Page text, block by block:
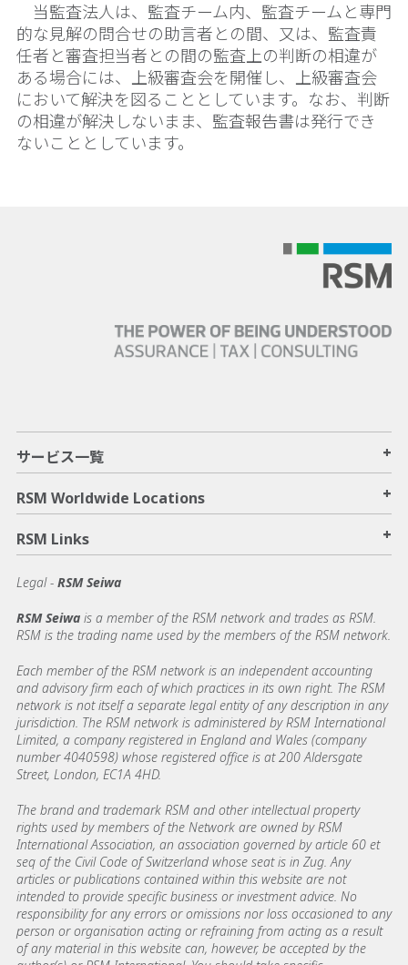
当監査法人は、監査チーム内、監査チームと専門
的な見解の問合せの助言者との間、又は、監査責
任者と審査担当者との間の監査上の判断の相違が
ある場合には、上級審査会を開催し、上級審査会
において解決を図ることとしています。なお、判断
の相違が解決しないまま、監査報告書は発行でき
ないこととしています。
サービス一覧 +
RSM Worldwide Locations +
RSM Links +
Legal - RSM Seiwa
RSM Seiwa is a member of the RSM network and trades as RSM.
RSM is the trading name used by the members of the RSM network.
Each member of the RSM network is an independent accounting
and advisory firm each of which practices in its own right. The RSM
network is not itself a separate legal entity of any description in any
jurisdiction. The RSM network is administered by RSM International
Limited, a company registered in England and Wales (company
number 4040598) whose registered office is at 200 Aldersgate
Street, London, EC1A 4HD.
The brand and trademark RSM and other intellectual property
rights used by members of the Network are owned by RSM
International Association, an association governed by article 60 et
seq of the Civil Code of Switzerland whose seat is in Zug. Any
articles or publications contained within this website are not
intended to provide specific business or investment advice. No
responsibility for any errors or omissions nor loss occasioned to any
person or organisation acting or refraining from acting as a result
of any material in this website can, however, be accepted by the